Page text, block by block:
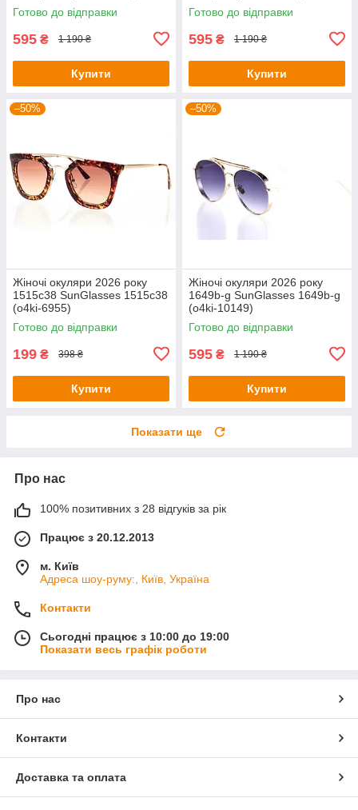
Готово до відправки
595 ₴ 1 190 ₴
Купити
Готово до відправки
595 ₴ 1 190 ₴
Купити
–50%
Жіночі окуляри 2026 року
1515c38 SunGlasses 1515c38
(o4ki-6955)
Готово до відправки
199 ₴ 398 ₴
Купити
–50%
Жіночі окуляри 2026 року
1649b-g SunGlasses 1649b-g
(o4ki-10149)
Готово до відправки
595 ₴ 1 190 ₴
Купити
Показати ще
Про нас
100% позитивних з 28 відгуків за рік
Працює з 20.12.2013
м. Київ
Адреса шоу-руму:, Київ, Україна
Контакти
Сьогодні працює з 10:00 до 19:00
Показати весь графік роботи
Про нас
Контакти
Доставка та оплата